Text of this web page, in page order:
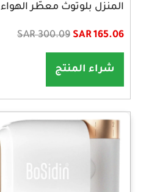
المنزل بلوتوث معطّر الهواء
SAR 300.09 SAR 165.06
شراء المنتج